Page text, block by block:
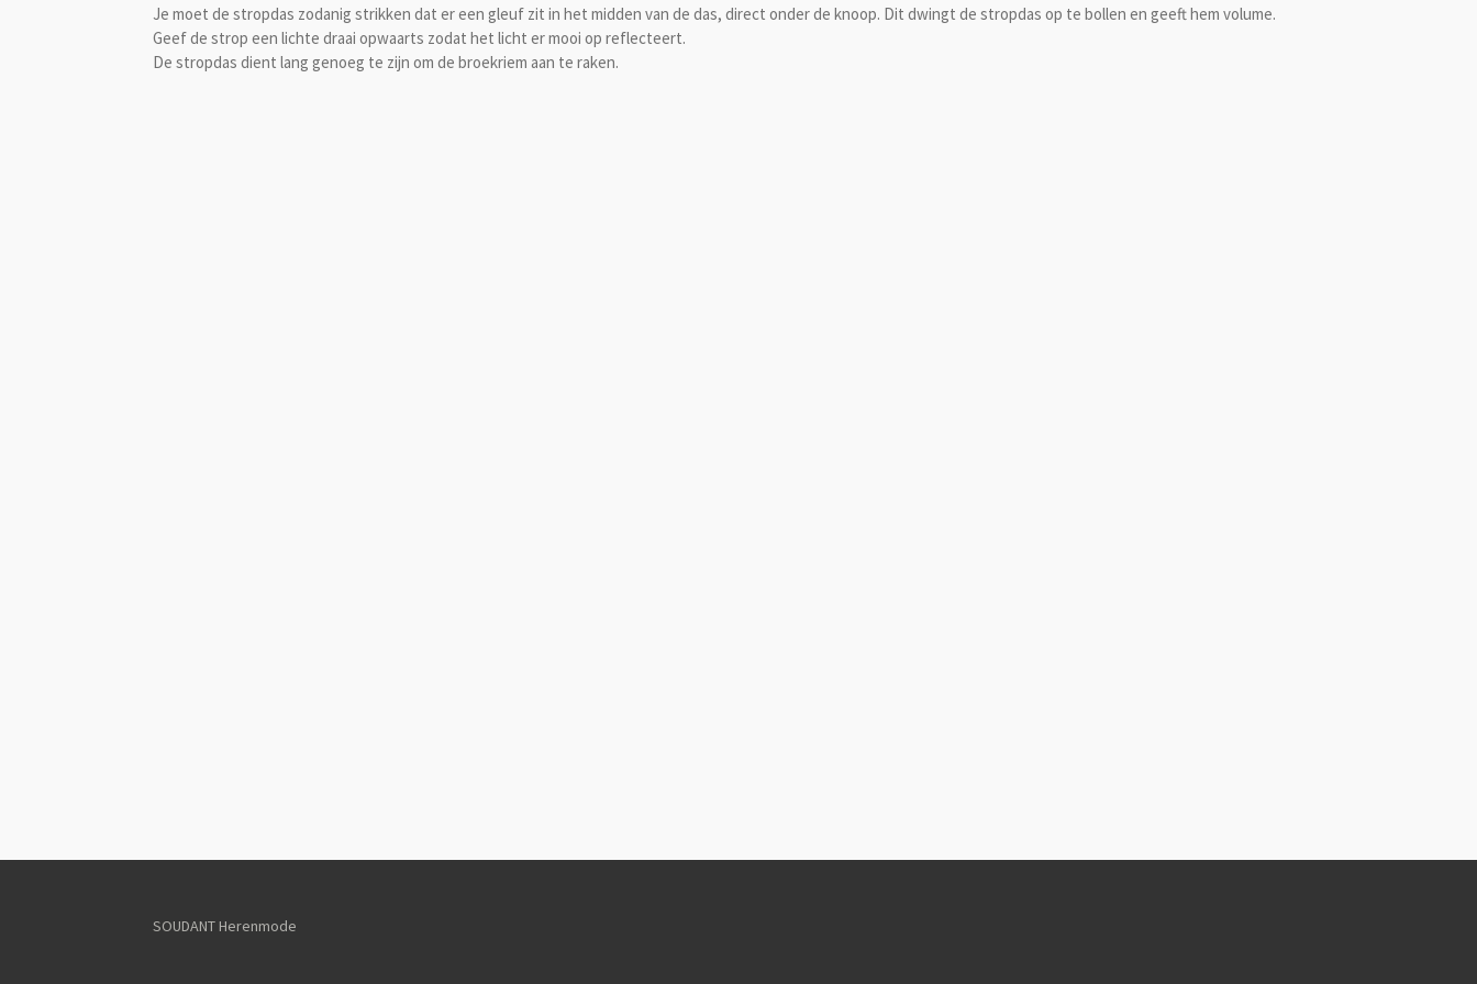
Je moet de stropdas zodanig strikken dat er een gleuf zit in het midden van de das, direct onder de knoop. Dit dwingt de stropdas op te bollen en geeft hem volume.
Geef de strop een lichte draai opwaarts zodat het licht er mooi op reflecteert.
De stropdas dient lang genoeg te zijn om de broekriem aan te raken.
SOUDANT Herenmode